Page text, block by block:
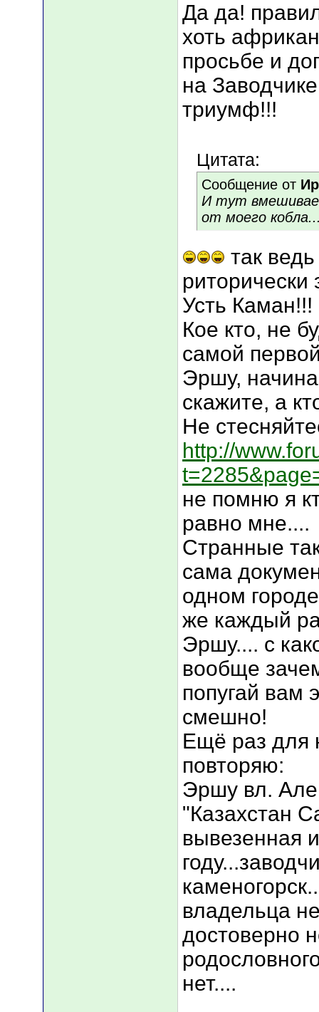
Да да!
хоть
просьбе и
на
триумф!!!
Цитата:
Сообщение от
И тут
от моего
так
риторически
Усть
Кое кто, не
самой
Эршу,
скажите, а
Не
http://
не помню я
равно мне....
Странные
сама
одном
же каждый
Эршу.... с
вообще
попугай вам
смешно!
Ещё раз для
повторяю:
Эршу вл.
"Казахстан
вывезенная
владельца
достоверно
нет....